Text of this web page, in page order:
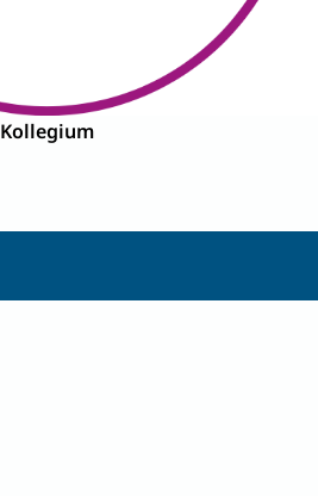
Kollegium